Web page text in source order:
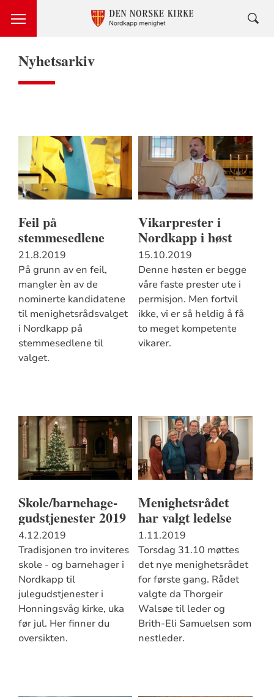
Nyhetsarkiv
Feil på
stemmesedlene
21.8.2019
På grunn av en feil,
mangler èn av de
nominerte kandidatene
til menighetsrådsvalget
i Nordkapp på
stemmesedlene til
valget.
Vikarprester i
Nordkapp i høst
15.10.2019
Denne høsten er begge
våre faste prester ute i
permisjon. Men fortvil
ikke, vi er så heldig å få
to meget kompetente
vikarer.
Skole/barnehage-
gudstjenester 2019
4.12.2019
Tradisjonen tro inviteres
skole - og barnehager i
Nordkapp til
julegudstjenester i
Honningsvåg kirke, uka
før jul. Her finner du
oversikten.
Menighetsrådet
har valgt ledelse
1.11.2019
Torsdag 31.10 møttes
det nye menighetsrådet
for første gang. Rådet
valgte da Thorgeir
Walsøe til leder og
Brith-Eli Samuelsen som
nestleder.